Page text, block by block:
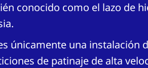
conocido como el lazo de
únicamente una instalación
de patinaje de alta